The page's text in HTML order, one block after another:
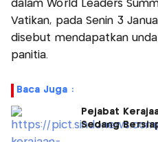
dalam World Leaders
Vatikan, pada Senin 3
disebut mendapatkan
panitia.
Baca Juga :
Pejabat
Sedang